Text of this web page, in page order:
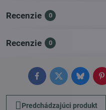
Recenzie 0
Recenzie 0
FacebookTwitterBluesky
Predchádzajúci produkt